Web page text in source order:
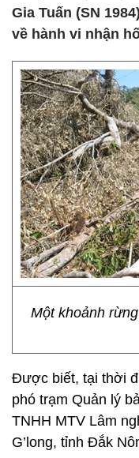
Gia Tuấn (SN
về hành vi nhận
Một khoảnh
Được biết, tại thời
phó trạm Quản lý
TNHH MTV Lâm
G’long, tỉnh Đắk